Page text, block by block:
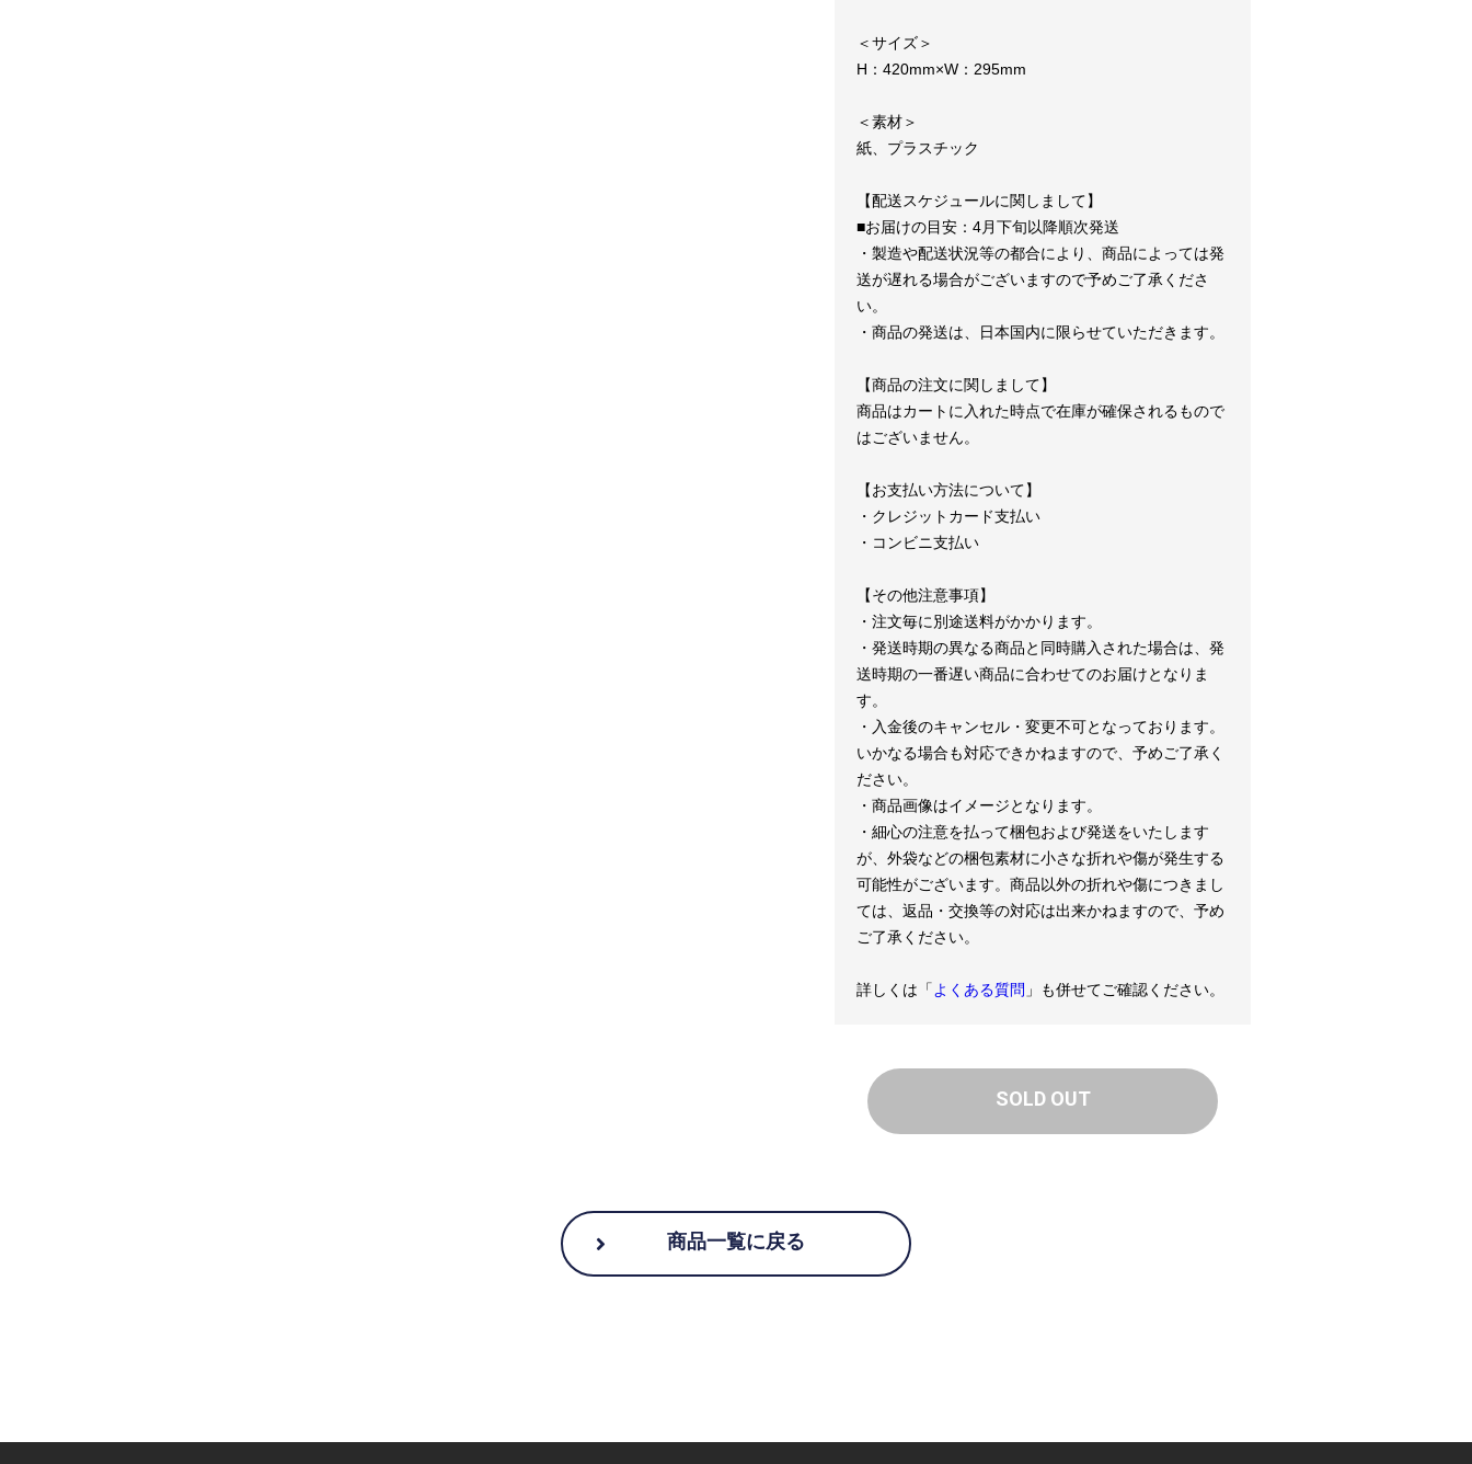
＜サイズ＞
H：420mm×W：295mm
＜素材＞
紙、プラスチック
【配送スケジュールに関しまして】
■お届けの目安： 4月下旬以降順次発送
・製造や配送状況等の都合により、商品によっては発
送が遅れる場合がございますので予めご了承くださ
い。
・商品の発送は、日本国内に限らせていただきます。
【商品の注文に関しまして】
商品はカートに入れた時点で在庫が確保されるもので
はございません。
【お支払い方法について】
・クレジットカード支払い
・コンビニ支払い
【その他注意事項】
・注文毎に別途送料がかかります。
・発送時期の異なる商品と同時購入された場合は、発
送時期の一番遅い商品に合わせてのお届けとなりま
す。
・入金後のキャンセル・変更不可となっております。
いかなる場合も対応できかねますので、予めご了承く
ださい。
・商品画像はイメージとなります。
・細心の注意を払って梱包および発送をいたします
が、外袋などの梱包素材に小さな折れや傷が発生する
可能性がございます。商品以外の折れや傷につきまし
ては、返品・交換等の対応は出来かねますので、予め
ご了承ください。
詳しくは「 よくある質問 」も併せてご確認ください。
SOLD OUT
商品一覧に戻る